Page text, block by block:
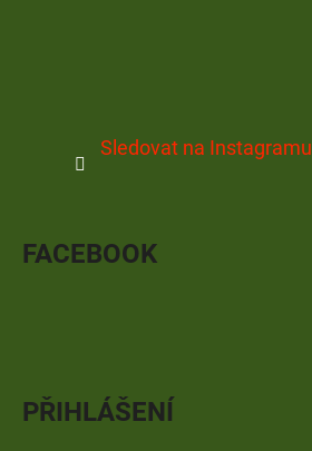
Sledovat na Instagramu
FACEBOOK
PŘIHLÁŠENÍ